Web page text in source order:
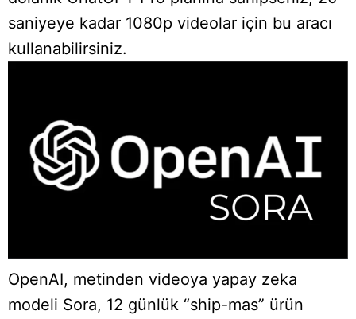
saniyeye kadar 1080p videolar için bu aracı
kullanabilirsiniz.
OpenAI, metinden videoya yapay zeka
modeli Sora, 12 günlük “ship-mas” ürün